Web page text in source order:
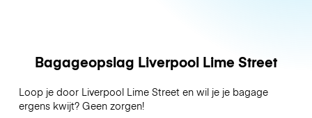
Bagageopslag Liverpool Lime Street
Loop je door Liverpool Lime Street en wil je je bagage
ergens kwijt? Geen zorgen!